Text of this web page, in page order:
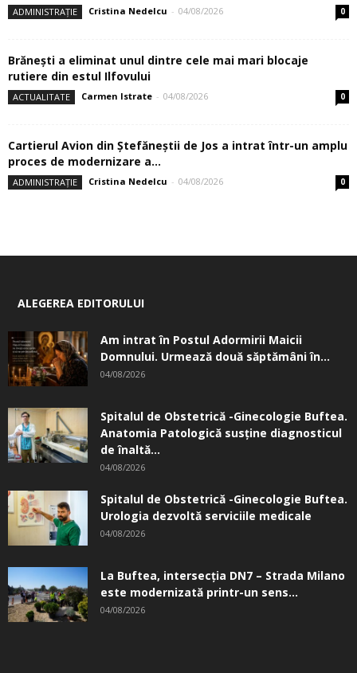
ADMINISTRAȚIE Cristina Nedelcu - 04/08/2026 0
Brănești a eliminat unul dintre cele mai mari blocaje
rutiere din estul Ilfovului
ACTUALITATE Carmen Istrate - 04/08/2026 0
Cartierul Avion din Ştefăneştii de Jos a intrat într-un amplu
proces de modernizare a...
ADMINISTRAȚIE Cristina Nedelcu - 04/08/2026 0
ALEGEREA EDITORULUI
Am intrat în Postul Adormirii Maicii
Domnului. Urmează două săptămâni în...
04/08/2026
Spitalul de Obstetrică -Ginecologie Buftea.
Anatomia Patologică susţine diagnosticul
de înaltă...
04/08/2026
Spitalul de Obstetrică -Ginecologie Buftea.
Urologia dezvoltă serviciile medicale
04/08/2026
La Buftea, intersecţia DN7 – Strada Milano
este modernizată printr-un sens...
04/08/2026